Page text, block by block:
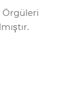
Örgüleri